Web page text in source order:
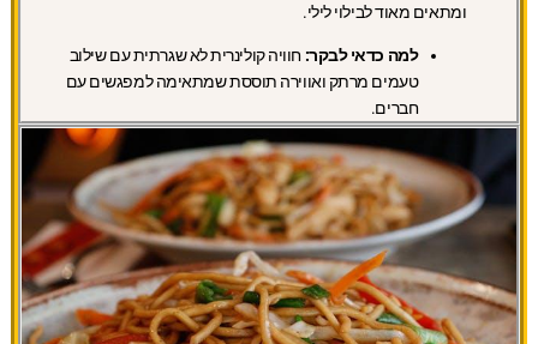
ומתאים מאוד לבילוי לילי.
למה כדאי לבקר: חוויה קולינרית לא שגרתית עם שילוב
טעמים מרתק ואווירה תוססת שמתאימה למפגשים עם
חברים.